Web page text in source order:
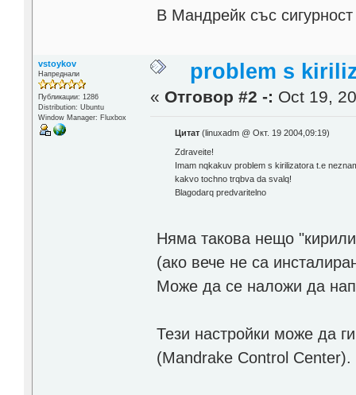
В Мандрейк със
vstoykov
Напреднали
Публикации: 1286
Distribution: Ubuntu
Window Manager: Fluxbox
problem s
« Отговор #2 -: Oct 19,
Цитат(linuxadm @ Окт. 19 2004,09:19)
Zdraveite!
Imam nqkakuv problem s kirilizatora t.e
kakvo tochno trqbva da svalq!
Blagodarq predvaritelno
Няма такова нещо
(ако вече не са
Може да се наложи да
Тези настройки може да
(Mandrake Control